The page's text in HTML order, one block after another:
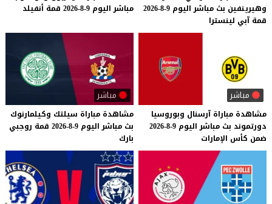
وهيرينفين بث مباشر اليوم 9-8-2026
قمة آبي لينسترا
مباشر اليوم 9-8-2026 قمة أنفيلد
مباشر
مشاهدة مباراة آرسنال وبوروسيا
دورتموند بث مباشر اليوم 9-8-2026
ضمن كأس الإمارات
مباشر
مشاهدة مباراة سيلتك وكيلمارنوك
بث مباشر اليوم 9-8-2026 قمة روجبي
بارك